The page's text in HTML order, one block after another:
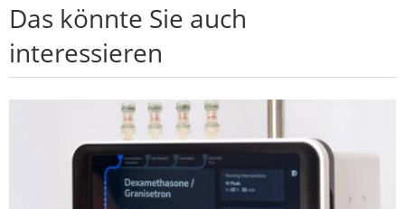
Das könnte Sie auch
interessieren